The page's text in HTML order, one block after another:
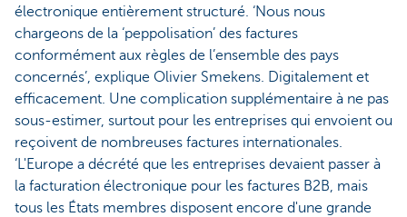
électronique entièrement structuré. ‘Nous nous
chargeons de la ‘peppolisation’ des factures
conformément aux règles de l’ensemble des pays
concernés’, explique Olivier Smekens. Digitalement et
efficacement. Une complication supplémentaire à ne pas
sous-estimer, surtout pour les entreprises qui envoient ou
reçoivent de nombreuses factures internationales.
‘L'Europe a décrété que les entreprises devaient passer à
la facturation électronique pour les factures B2B, mais
tous les États membres disposent encore d'une grande